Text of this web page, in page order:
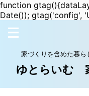
function
Date()); gtag('config',
家づくりを含めた暮ら
ゆとらいむ